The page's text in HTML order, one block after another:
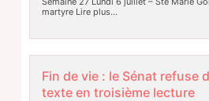
martyreLire plus…
Fin de vie : le Sénat refuse
texte en troisième lecture